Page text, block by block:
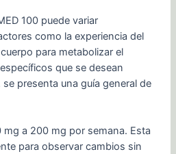
100 puede variar
como la experiencia del
para metabolizar el
que se desean
presenta una guía general de
mg a 200 mg por semana. Esta
para observar cambios sin